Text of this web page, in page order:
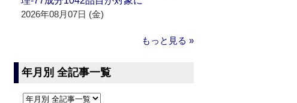
2026年08月07日 (金)
もっと見る »
年月別 全記事一覧